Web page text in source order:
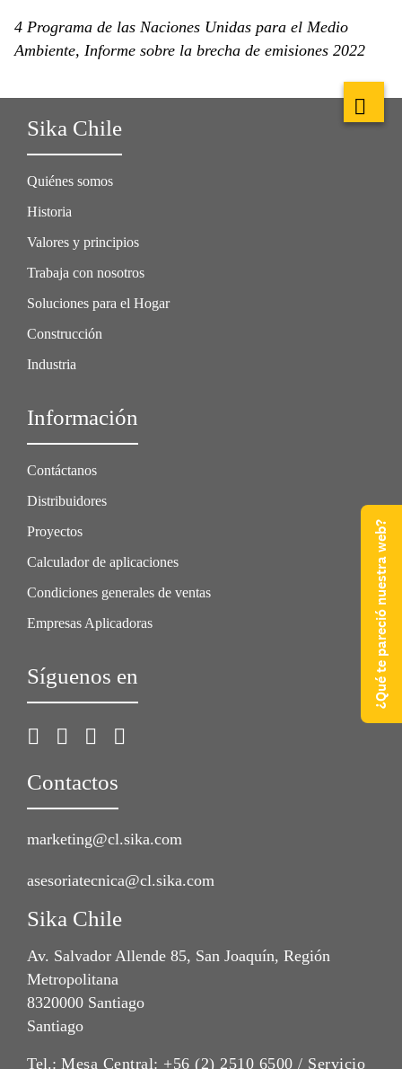
4 Programa de las Naciones Unidas para el Medio
Ambiente, Informe sobre la brecha de emisiones 2022
Sika Chile
Quiénes somos
Historia
Valores y principios
Trabaja con nosotros
Soluciones para el Hogar
Construcción
Industria
Información
Contáctanos
Distribuidores
Proyectos
Calculador de aplicaciones
Condiciones generales de ventas
Empresas Aplicadoras
Síguenos en
Contactos
marketing@cl.sika.com
asesoriatecnica@cl.sika.com
Sika Chile
Av. Salvador Allende 85, San Joaquín, Región
Metropolitana
8320000 Santiago
Santiago
Tel.: Mesa Central: +56 (2) 2510 6500 / Servicio
¿Qué te pareció nuestra web?